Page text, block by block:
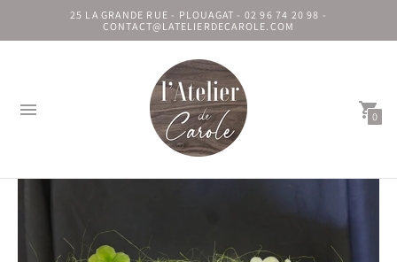
25 LA GRANDE RUE - PLOUAGAT - 02 96 74 20 98 -
CONTACT@LATELIERDECAROLE.COM
0